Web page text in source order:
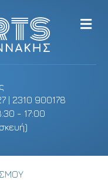
| 2310 900178
- 17:00
M
e